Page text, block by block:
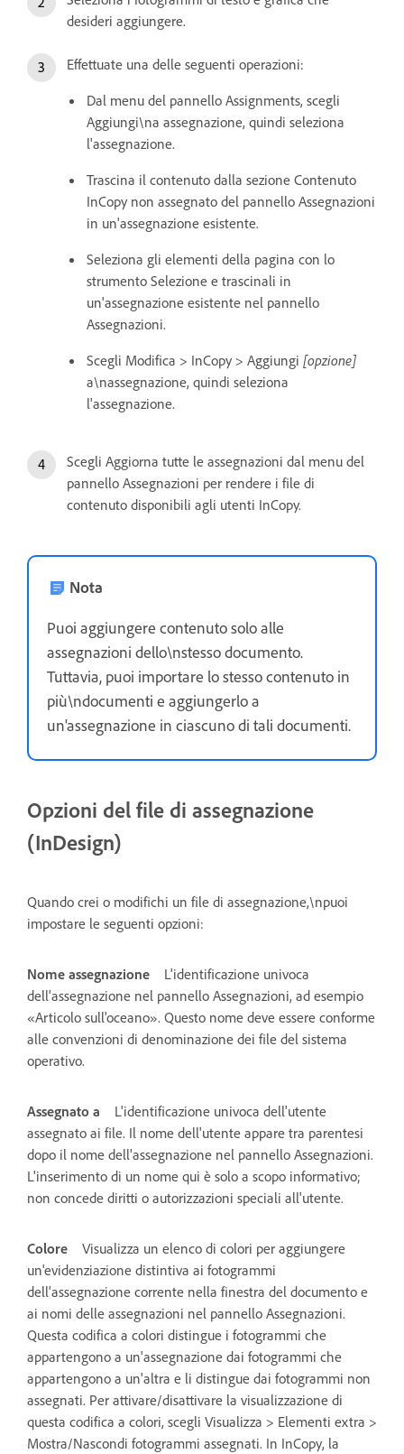
desideri aggiungere.
Effettuate una delle seguenti operazioni:
Dal menu del pannello Assignments, scegli
Aggiungi\na assegnazione, quindi seleziona
l'assegnazione.
Trascina il contenuto dalla sezione Contenuto
InCopy non assegnato del pannello Assegnazioni
in un'assegnazione esistente.
Seleziona gli elementi della pagina con lo
strumento Selezione e trascinali in
un'assegnazione esistente nel pannello
Assegnazioni.
Scegli Modifica > InCopy > Aggiungi [opzione]
a\nassegnazione, quindi seleziona
l'assegnazione.
Scegli Aggiorna tutte le assegnazioni dal menu del
pannello Assegnazioni per rendere i file di
contenuto disponibili agli utenti InCopy.
Nota
Puoi aggiungere contenuto solo alle
assegnazioni dello\nstesso documento.
Tuttavia, puoi importare lo stesso contenuto in
più\ndocumenti e aggiungerlo a
un'assegnazione in ciascuno di tali documenti.
Opzioni del file di assegnazione
(InDesign)
Quando crei o modifichi un file di assegnazione,\npuoi
impostare le seguenti opzioni:
Nome assegnazione
L'identificazione univoca
dell'assegnazione nel pannello Assegnazioni, ad esempio
«Articolo sull'oceano». Questo nome deve essere conforme
alle convenzioni di denominazione dei file del sistema
operativo.
Assegnato a
L'identificazione univoca dell'utente
assegnato ai file. Il nome dell'utente appare tra parentesi
dopo il nome dell'assegnazione nel pannello Assegnazioni.
L'inserimento di un nome qui è solo a scopo informativo;
non concede diritti o autorizzazioni speciali all'utente.
Colore
Visualizza un elenco di colori per aggiungere
un'evidenziazione distintiva ai fotogrammi
dell'assegnazione corrente nella finestra del documento e
ai nomi delle assegnazioni nel pannello Assegnazioni.
Questa codifica a colori distingue i fotogrammi che
appartengono a un'assegnazione dai fotogrammi che
appartengono a un'altra e li distingue dai fotogrammi non
assegnati. Per attivare/disattivare la visualizzazione di
questa codifica a colori, scegli Visualizza > Elementi extra >
Mostra/Nascondi fotogrammi assegnati. In InCopy, la